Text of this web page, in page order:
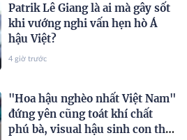
Patrik Lê Giang là ai mà gây sốt
khi vướng nghi vấn hẹn hò Á
hậu Việt?
4 giờ trước
"Hoa hậu nghèo nhất Việt Nam"
đứng yên cũng toát khí chất
phú bà, visual hậu sinh con thứ